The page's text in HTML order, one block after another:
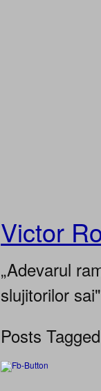
Victor
„Adevarul
slujitorilor
Posts